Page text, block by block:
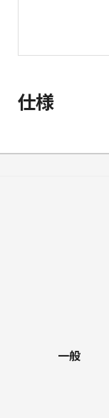
仕様
一般